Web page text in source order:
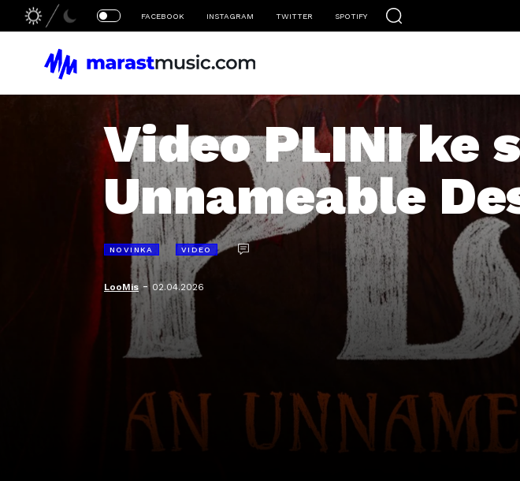
FACEBOOK INSTAGRAM TWITTER SPOTIFY
Video PLINI ke
Unnameable
NOVINKA VIDEO
LooMis- 02.04.2026